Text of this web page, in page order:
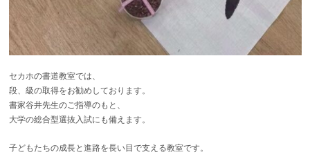
セカホの書道教室では、
段、級の取得をお勧めしております。
書家谷井先生のご指導のもと、
大学の総合型選抜入試にも備えます。
子どもたちの成長と進路を長い目で支える教室です。